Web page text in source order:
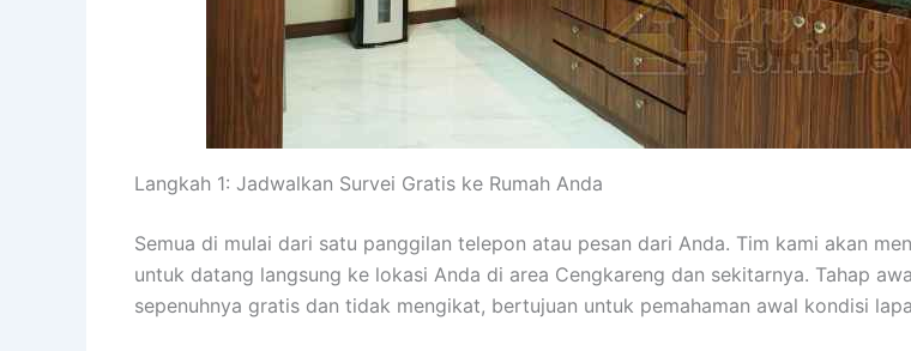
Langkah 1: Jadwalkan Survei Gratis ke Rumah Anda
Semua di mulai dari satu panggilan telepon atau pesan dari Anda. Tim kami akan
untuk datang langsung ke lokasi Anda di area Cengkareng dan sekitarnya. Tahap
sepenuhnya gratis dan tidak mengikat, bertujuan untuk pemahaman awal kondisi